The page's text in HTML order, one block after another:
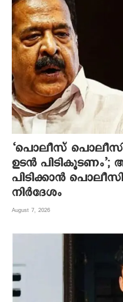
‘പൊലീസ്
ഉടന്‍
പിടിക്കാന്‍
നിര്‍ദേശം
August 7, 2026